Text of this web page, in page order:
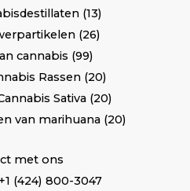
13
26
cannabis 99
Rassen 20
Sativa 20
van marihuana 20
met ons
(424) 800-3047